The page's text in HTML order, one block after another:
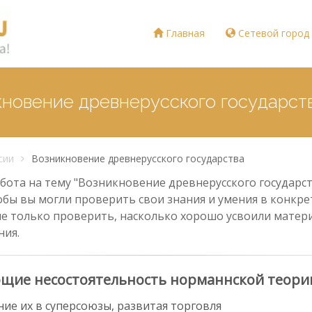
Главная Сетевой город
древнерусского
Возникновение древнерусского государства
на тему "Возникновение древнерусского
вы могли проверить свои знания и умения в
проверить, насколько хорошо усвоили
несостоятельность норманнской
их в суперсоюзы, развитая торговля